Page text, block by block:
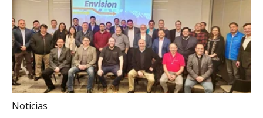
Noticias